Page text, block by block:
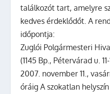
találkozót tart, amelyre
kedves érdeklődőt. A
időpontja:
Zuglói Polgármesteri
(1145 Bp., Pétervárad u. 11-
2007. november 11.,
óráig A szokatlan